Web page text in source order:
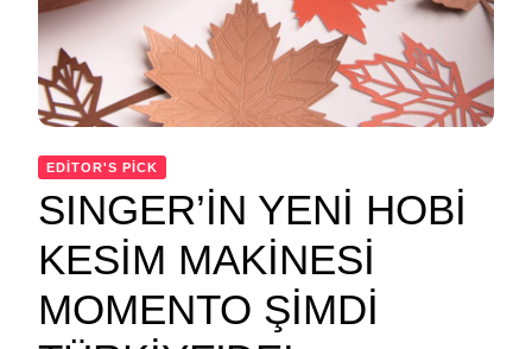
EDITOR'S PICK
SINGER’İN YENİ HOBİ
KESİM MAKİNESİ
MOMENTO ŞİMDİ